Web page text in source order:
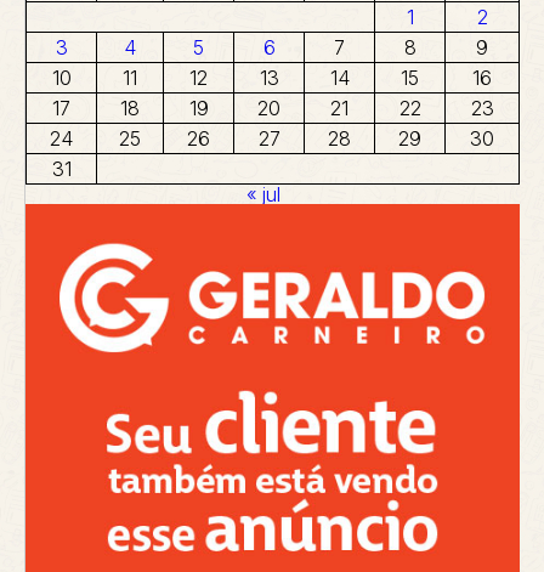
1
2
3
4 5 6 7 8
9
10
11 12 13 14 15
16
17
18 19 20 21 22
23
24
25 26 27 28 29
30
31
« jul